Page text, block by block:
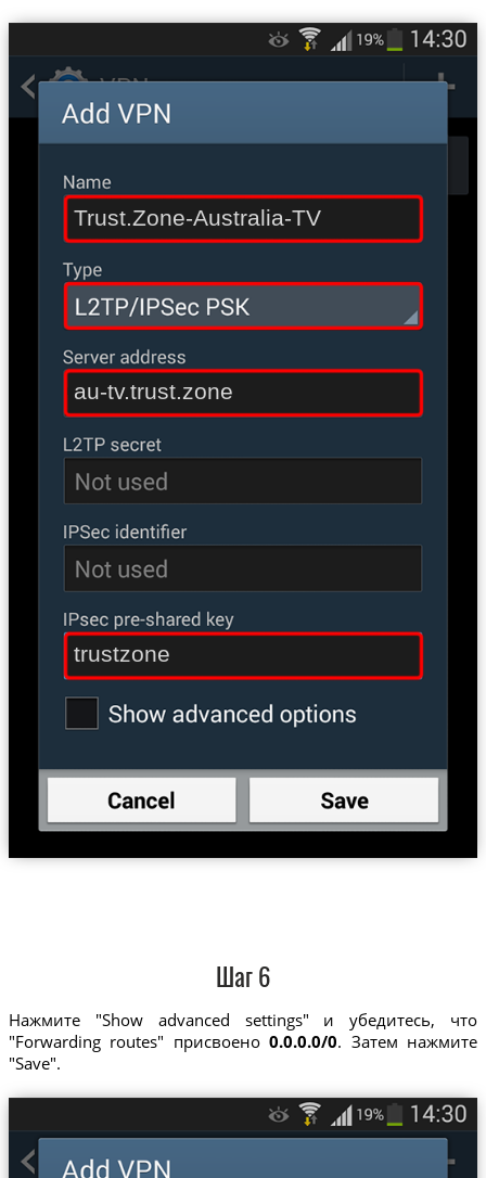
Trust.Zone-Australia-TV
au-tv.trust.zone
trustzone
Шаг 6
Нажмите "Show advanced settings" и убедитесь, что
"Forwarding routes" присвоено0.0.0.0/0. Затем нажмите
"Save".